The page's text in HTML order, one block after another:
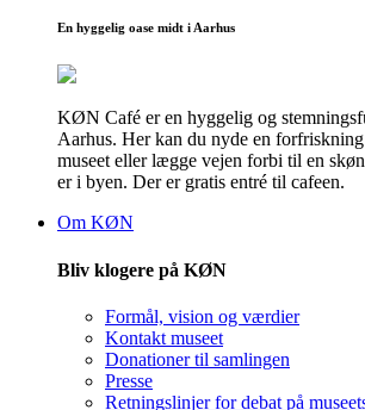
En hyggelig oase midt i Aarhus
KØN Café er en hyggelig og
Aarhus. Her kan du nyde en forfriskning
museet eller lægge vejen forbi til en
er i byen. Der er gratis entré til cafeen.
Om KØN
Bliv klogere på KØN
Formål, vision og værdier
Kontakt museet
Donationer til samlingen
Presse
Retningslinjer for debat på